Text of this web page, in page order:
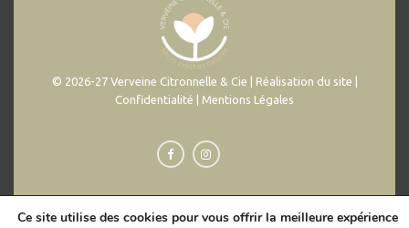
© 2026-27 Verveine Citronnelle & Cie | Réalisation du site |
Confidentialité | Mentions Légales
Ce site utilise des cookies pour vous offrir la meilleure expérience